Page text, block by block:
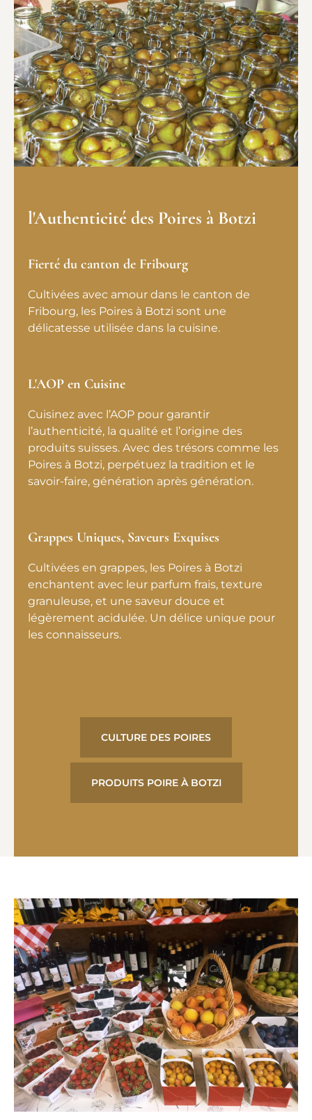
l'Authenticité des Poires à Botzi
Fierté du canton de Fribourg
Cultivées avec amour dans le canton de
Fribourg, les Poires à Botzi sont une
délicatesse utilisée dans la cuisine.
L'AOP en Cuisine
Cuisinez avec l’AOP pour garantir
l’authenticité, la qualité et l’origine des
produits suisses. Avec des trésors comme les
Poires à Botzi, perpétuez la tradition et le
savoir-faire, génération après génération.
Grappes Uniques, Saveurs Exquises
Cultivées en grappes, les Poires à Botzi
enchantent avec leur parfum frais, texture
granuleuse, et une saveur douce et
légèrement acidulée. Un délice unique pour
les connaisseurs.
CULTURE DES POIRES
PRODUITS POIRE À BOTZI